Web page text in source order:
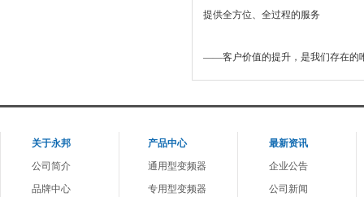
提供全方位、全过程的服务
——客户价值的提升，是我们存在的
关于永邦
公司简介
品牌中心
产品中心
通用型变频器
专用型变频器
最新资讯
企业公告
公司新闻